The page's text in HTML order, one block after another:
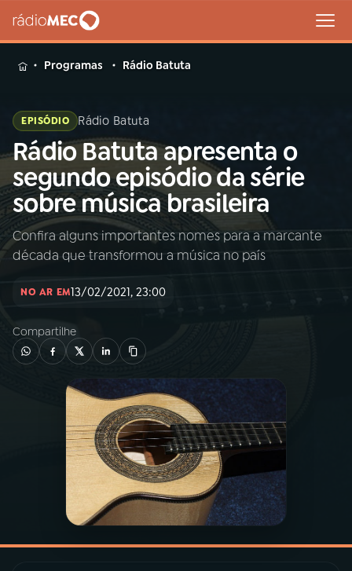
MENU
Buscar
na
Rádio
MEC
Buscar
Início AO VIVO
INÍCIO
02A RÁDIO
PROGRAMAÇÃO
PROGRAMAS
PODCASTS
06VIDEOCASTS
Programas Rádio Batuta
EPISÓDIO Rádio Batuta
Rádio Batuta apresenta o
segundo episódio da série
sobre música brasileira
Confira alguns importantes nomes para a marcante
década que transformou a música no país
NO AR EM13/02/2021, 23:00
Compartilhe